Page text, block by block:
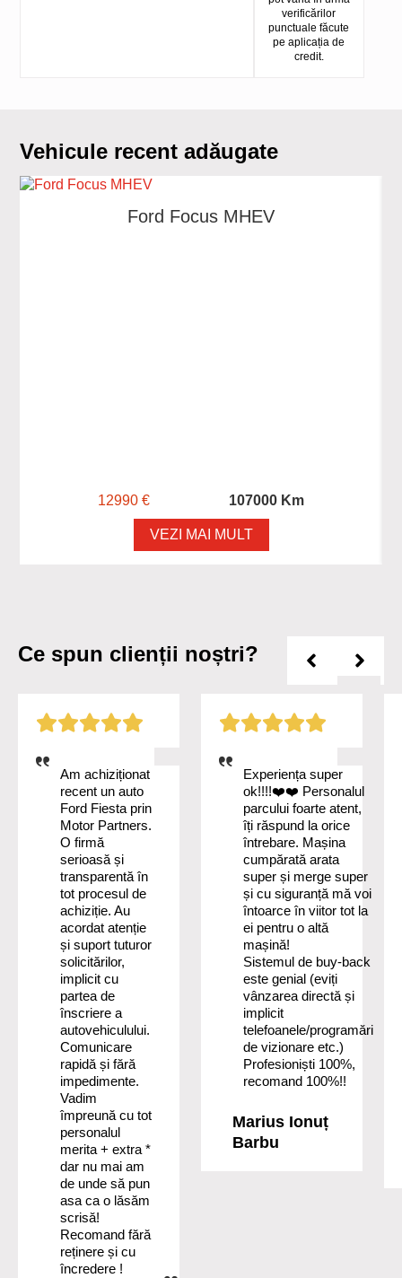
verificărilor
punctuale făcute
pe aplicația de
credit.
Vehicule recent adăugate
Ford Focus MHEV
12990 € 107000 Km
VEZI MAI MULT
Ce spun clienții noștri?
Am achiziționat
recent un auto
Ford Fiesta prin
Motor Partners.
O firmă
serioasă și
transparentă în
tot procesul de
achiziție. Au
acordat atenție
și suport tuturor
solicitărilor,
implicit cu
partea de
înscriere a
autovehiculului.
Comunicare
rapidă și fără
impedimente.
Vadim
împreună cu tot
personalul
merita + extra *
dar nu mai am
de unde să pun
asa ca o lăsăm
scrisă!
Recomand fără
reținere și cu
încredere !
Experiența super
ok!!!!❤️❤️ Personalul
parcului foarte atent,
îți răspund la orice
întrebare. Mașina
cumpărată arata
super și merge super
și cu siguranță mă voi
întoarce în viitor tot la
ei pentru o altă
mașină!
Sistemul de buy-back
este genial (eviți
vânzarea directă și
implicit
telefoanele/programări
de vizionare etc.)
Profesioniști 100%,
recomand 100%!!
Marius Ionuț
Barbu